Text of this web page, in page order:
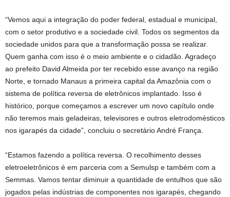
“Vemos aqui a integração do poder federal, estadual e municipal,
com o setor produtivo e a sociedade civil. Todos os segmentos da
sociedade unidos para que a transformação possa se realizar.
Quem ganha com isso é o meio ambiente e o cidadão. Agradeço
ao prefeito David Almeida por ter recebido esse avanço na região
Norte, e tornado Manaus a primeira capital da Amazônia com o
sistema de política reversa de eletrônicos implantado. Isso é
histórico, porque começamos a escrever um novo capítulo onde
não teremos mais geladeiras, televisores e outros eletrodomésticos
nos igarapés da cidade”, concluiu o secretário André França.
“Estamos fazendo a política reversa. O recolhimento desses
eletroeletrônicos é em parceria com a Semulsp e também com a
Semmas. Vamos tentar diminuir a quantidade de entulhos que são
jogados pelas indústrias de componentes nos igarapés, chegando